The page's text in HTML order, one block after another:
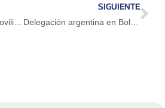
SIGUIENTE
Delegación argentina en Bolivia corroboró que gobierno de facto comete delitos de lesa humanidad